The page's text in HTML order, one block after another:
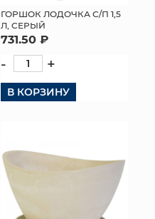
ГОРШОК ЛОДОЧКА С/П 1,5
Л, СЕРЫЙ
731.50 ₽
- +
В КОРЗИНУ